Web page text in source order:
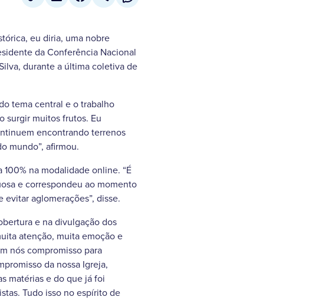
eu diria, uma nobre
da Conferência Nacional
durante a última coletiva de
tema central e o trabalho
surgir muitos frutos. Eu
encontrando terrenos
mundo”, afirmou.
na modalidade online. “É
e correspondeu ao momento
aglomerações”, disse.
e na divulgação dos
atenção, muita emoção e
nós compromisso para
da nossa Igreja,
matérias e do que já foi
Tudo isso no espírito de